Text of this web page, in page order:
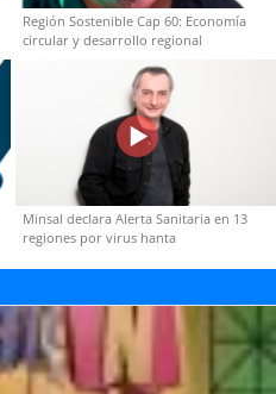
Región Sostenible Cap 60: Economía
circular y desarrollo regional
Minsal declara Alerta Sanitaria en 13
regiones por virus hanta